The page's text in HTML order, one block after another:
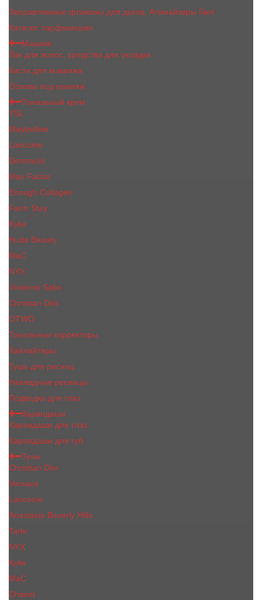
Заправляемые флаконы для духов, Атомайзеры 5мл
Каталог парфюмерии
Макияж
Лак для волос, средства для укладки
Кисти для макияжа
Основа под макияж
Тональный крем
YSL
Maybelline
Lancome
Dermacol
Max Factor
Enough Collagen
Farm Stay
Kylie
Huda Beauty
МаС
NYX
Vivienne Sabo
Сhristiаn Diоr
OTWO
Тональные корректоры
Хайлайтеры
Тушь для ресниц
Накладные ресницы
Подводка для глаз
Карандаши
Карандаши для глаз
Карандаши для губ
Тени
Christian Dior
Versace
Lancome
Anastasia Beverly Hills
Tarte
NYX
Kylie
MaC
Сhanеl